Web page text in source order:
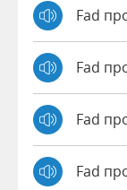
Fad
Fad
Fad
Fad